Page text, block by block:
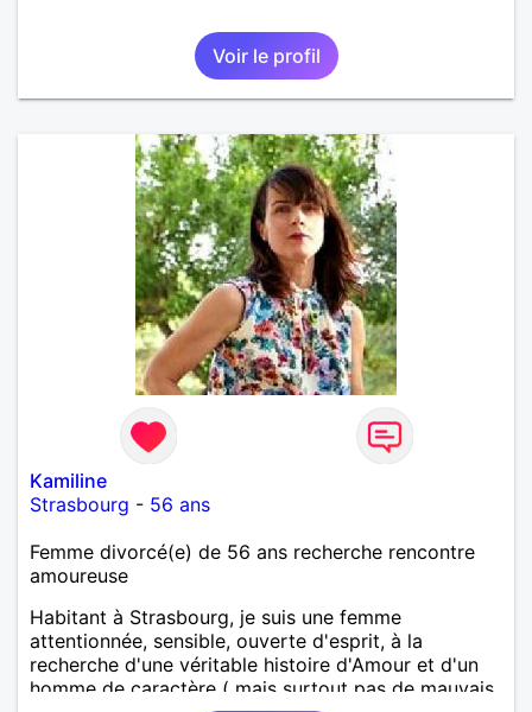
Voir le profil
Kamiline
Strasbourg - 56 ans
Femme divorcé(e) de 56 ans recherche rencontre
amoureuse
Habitant à Strasbourg, je suis une femme
attentionnée, sensible, ouverte d'esprit, à la
recherche d'une véritable histoire d'Amour et d'un
homme de caractère ( mais surtout pas de mauvais